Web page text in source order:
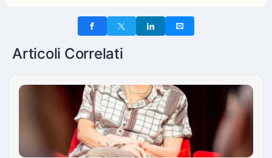
Articoli Correlati